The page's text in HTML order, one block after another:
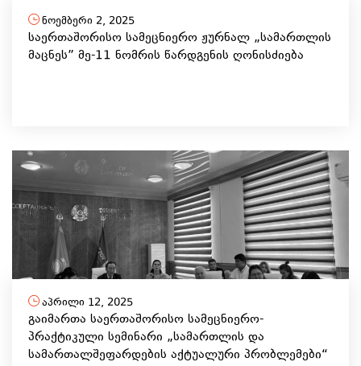
ნოემბერი 2, 2025
საერთაშორისო სამეცნიერო ჟურნალ „სამართლის
მაცნეს” მე-11 ნომრის წარდგენის ღონისძიება
აპრილი 12, 2025
გაიმართა საერთაშორისო სამეცნიერო-
პრაქტიკული სემინარი „სამართლის და
სამართალშეფარდების აქტუალური პრობლემები“